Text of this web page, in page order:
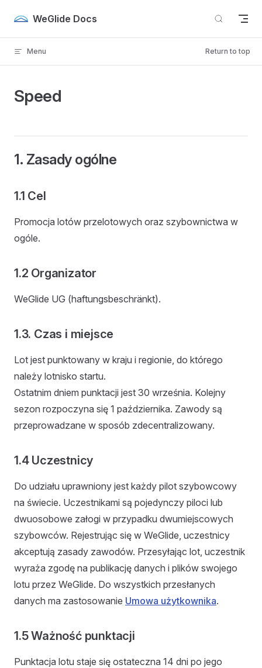
Skip to content
WeGlide Docs
Menu Return to top
Speed
1. Zasady ogólne
1.1 Cel
Promocja lotów przelotowych oraz szybownictwa w
ogóle.
1.2 Organizator
WeGlide UG (haftungsbeschränkt).
1.3. Czas i miejsce
Lot jest punktowany w kraju i regionie, do którego
należy lotnisko startu.
Ostatnim dniem punktacji jest 30 września. Kolejny
sezon rozpoczyna się 1 października. Zawody są
przeprowadzane w sposób zdecentralizowany.
1.4 Uczestnicy
Do udziału uprawniony jest każdy pilot szybowcowy
na świecie. Uczestnikami są pojedynczy piloci lub
dwuosobowe załogi w przypadku dwumiejscowych
szybowców. Rejestrując się w WeGlide, uczestnicy
akceptują zasady zawodów. Przesyłając lot, uczestnik
wyraża zgodę na publikację danych i plików swojego
lotu przez WeGlide. Do wszystkich przesłanych
danych ma zastosowanie Umowa użytkownika.
1.5 Ważność punktacji
Punktacja lotu staje się ostateczna 14 dni po jego